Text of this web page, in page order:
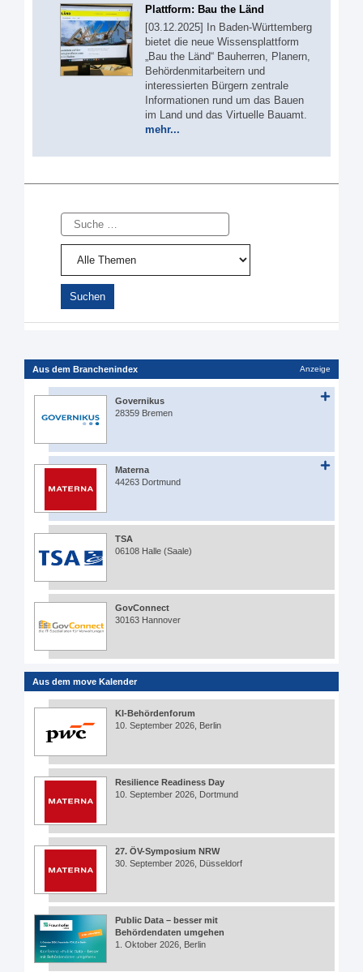
Plattform: Bau the Länd
[03.12.2025] In Baden-Württemberg
bietet die neue Wissensplattform
„Bau the Länd“ Bauherren, Planern,
Behördenmitarbeitern und
interessierten Bürgern zentrale
Informationen rund um das Bauen
im Land und das Virtuelle Bauamt.
mehr...
Suche
Aus dem Branchenindex Anzeige
Governikus
28359 Bremen
Materna
44263 Dortmund
TSA
06108 Halle (Saale)
GovConnect
30163 Hannover
Aus dem move Kalender
KI-Behördenforum
10. September 2026, Berlin
Resilience Readiness Day
10. September 2026, Dortmund
27. ÖV-Symposium NRW
30. September 2026, Düsseldorf
Public Data – besser mit
Behördendaten umgehen
1. Oktober 2026, Berlin